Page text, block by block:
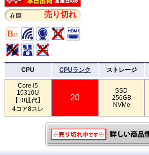
在庫 売り切れ
CPU CPUランク ストレージ
Core i5
10310U
【10世代】
4コア8スレ
20
SSD
256GB
NVMe